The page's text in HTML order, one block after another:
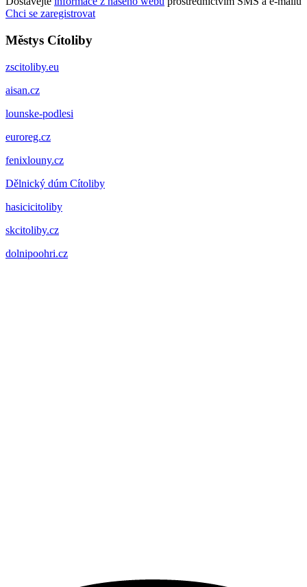
Chci se zaregistrovat
Městys Cítoliby
zscitoliby.eu
aisan.cz
lounske-podlesi
euroreg.cz
fenixlouny.cz
Dělnický dúm Cítoliby
hasicicitoliby
skcitoliby.cz
dolnipoohri.cz